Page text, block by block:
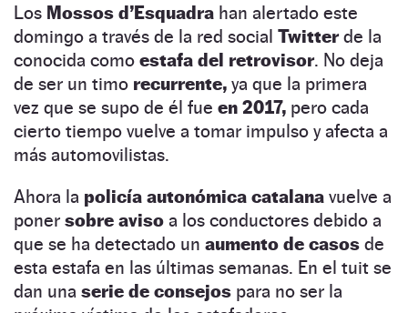
Los Mossos d’Esquadra han alertado este
domingo a través de la red social Twitterde la
conocida como estafa del retrovisor. No deja
de ser un timo recurrente, ya que la primera
vez que se supo de él fue en 2017, pero cada
cierto tiempo vuelve a tomar impulso y afecta a
más automovilistas.
Ahora la policía autonómica catalana vuelve a
poner sobre aviso a los conductores debido a
que se ha detectado un aumento de casos de
esta estafa en las últimas semanas. En el tuit se
dan una serie de consejos para no ser la